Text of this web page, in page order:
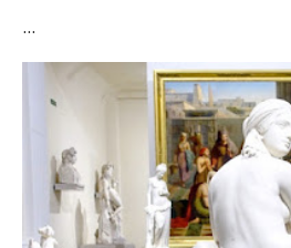
...